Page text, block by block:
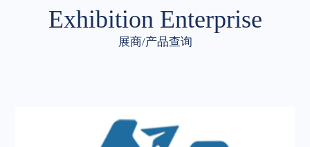
Exhibition Enterprise
展商/产品查询